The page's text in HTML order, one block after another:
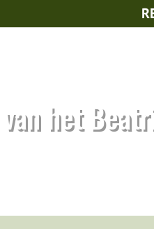
het